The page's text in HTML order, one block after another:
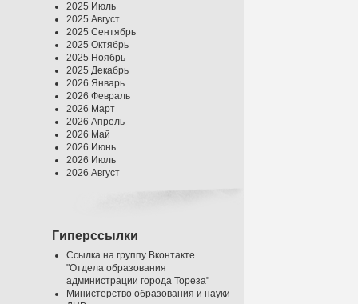
2025 Июль
2025 Август
2025 Сентябрь
2025 Октябрь
2025 Ноябрь
2025 Декабрь
2026 Январь
2026 Февраль
2026 Март
2026 Апрель
2026 Май
2026 Июнь
2026 Июль
2026 Август
Гиперссылки
Ссылка на группу Вконтакте
"Отдела образования
администрации города Тореза"
Министерство образования и науки